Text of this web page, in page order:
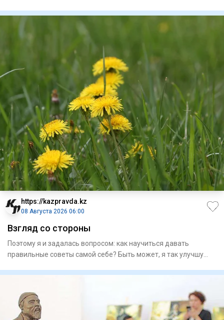
https://kazpravda.kz
08 Августа 2026 06:00
Взгляд со стороны
Поэтому я и задалась вопросом: как научиться давать
правильные советы самой себе? Быть может, я так улучшу